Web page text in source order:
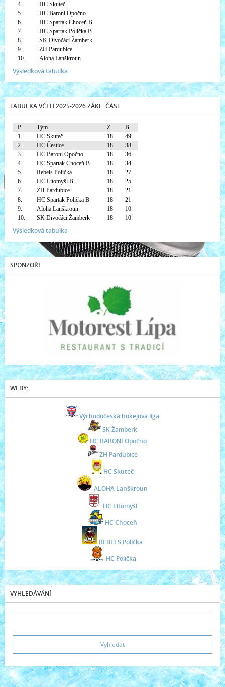
4.
HC Skuteč
5.
HC Baroni Opočno
6.
HC Spartak Choceň B
7.
HC Spartak Polička B
8.
SK Divočáci Žamberk
9.
ZH Pardubice
10.
Aloha Lanškroun
Výsledková tabulka
TABULKA VČLH 2025-2026 ZÁKL. ČÁST
P Tým Z
B
1.
HC Skuteč 18
49
2.
HC Čestice 18
38
3.
HC Baroni Opočno 18
36
4.
HC Spartak Choceň B 18
34
5.
Rebels Polička 18
27
6.
HC Litomyšl B 18
25
7.
ZH Pardubice 18
21
8.
HC Spartak Polička B 18
21
9.
Aloha Lanškroun 18
10
10.
SK Divočáci Žamberk 18 10
Výsledková tabulka
SPONZOŘI
WEBY:
Východočeská hokejová liga
SK Žamberk
HC BARONI Opočno
ZH Pardubice
HC Skuteč
ALOHA Lanškroun
HC Litomyšl
HC Choceň
REBELS Polička
HC Polička
VYHLEDÁVÁNÍ